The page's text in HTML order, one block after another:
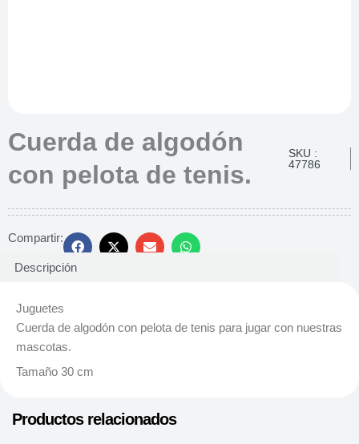
Cuerda de algodón
con pelota de tenis.
SKU :
47786
Compartir:
Descripción
Juguetes
Cuerda de algodón con pelota de tenis para jugar con nuestras
mascotas.
Tamaño 30 cm
Productos relacionados